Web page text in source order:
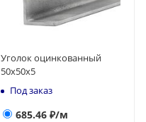
Уголок оцинкованный
50х50х5
Под заказ
685.46 ₽/м